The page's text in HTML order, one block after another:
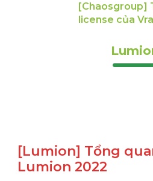
[Chaosgroup]
license của
[Lumion] Tổng
Lumion 2022